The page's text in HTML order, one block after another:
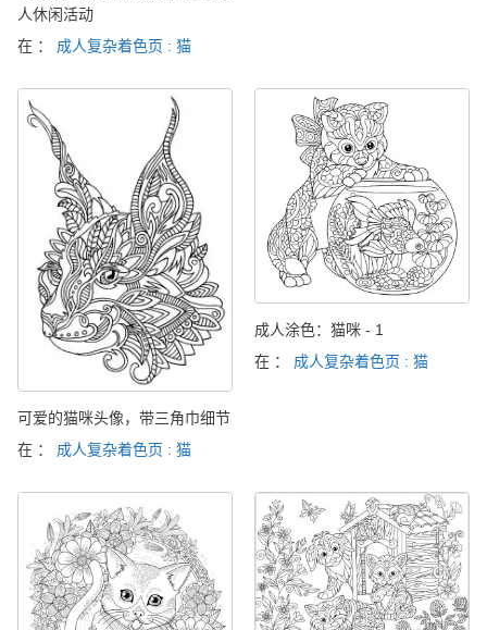
人休闲活动
在 ： 成人复杂着色页 : 猫
可爱的猫咪头像，带三角巾细节
在 ： 成人复杂着色页 : 猫
成人涂色：猫咪 - 1
在 ： 成人复杂着色页 : 猫